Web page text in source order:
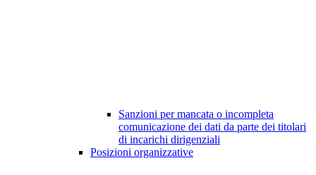
Sanzioni per mancata o incompleta
comunicazione dei dati da parte dei titolari
di incarichi dirigenziali
Posizioni organizzative